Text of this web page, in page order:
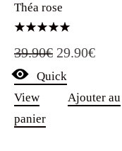
Théa rose
5.00
39.90€ Le
prix
initial
29.90€Le
actuel
Quick
View
Ajouter au
panier